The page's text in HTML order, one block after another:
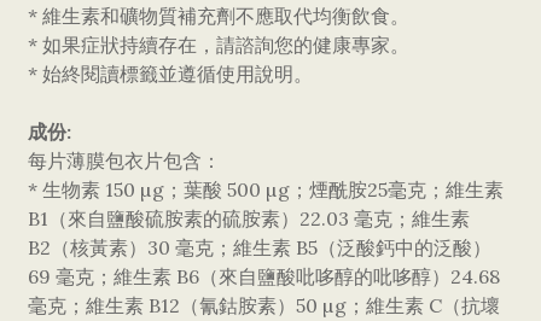
* 維生素和礦物質補充劑不應取代均衡飲食。
* 如果症狀持續存在，請諮詢您的健康專家。
* 始終閱讀標籤並遵循使用說明。
成份:
每片薄膜包衣片包含：
* 生物素 150 µg；葉酸 500 µg；煙酰胺25毫克；維生素
B1（來自鹽酸硫胺素的硫胺素）22.03 毫克；維生素
B2（核黃素）30 毫克；維生素 B5（泛酸鈣中的泛酸）
69 毫克；維生素 B6（來自鹽酸吡哆醇的吡哆醇）24.68
毫克；維生素 B12（氰鈷胺素）50 µg；維生素 C（抗壞